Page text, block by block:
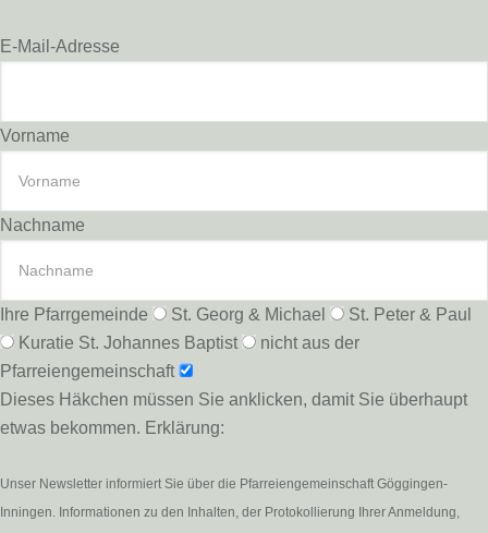
E-Mail-Adresse
Vorname
Nachname
Ihre Pfarrgemeinde St. Georg & Michael
St. Peter & Paul
Kuratie St. Johannes Baptist
nicht aus der
Pfarreiengemeinschaft
Dieses Häkchen müssen Sie anklicken, damit Sie überhaupt
etwas bekommen. Erklärung:
Unser Newsletter informiert Sie über die Pfarreiengemeinschaft Göggingen-
Inningen. Informationen zu den Inhalten, der Protokollierung Ihrer Anmeldung,